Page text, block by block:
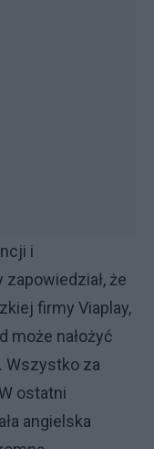
i
że
firmy Viaplay,
może nałożyć
Wszystko za
ostatni
angielska